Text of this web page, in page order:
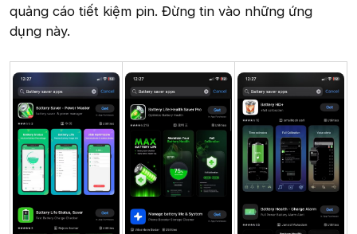
quảng cáo tiết kiệm pin. Đừng tin vào những ứng
dụng này.